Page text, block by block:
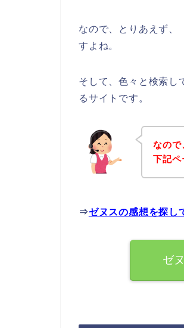
なので、とりあえず
すよね。
そして、色々と検索し
るサイトです。
なので
下記ペ
⇒ゼヌスの感想を探し
ゼ